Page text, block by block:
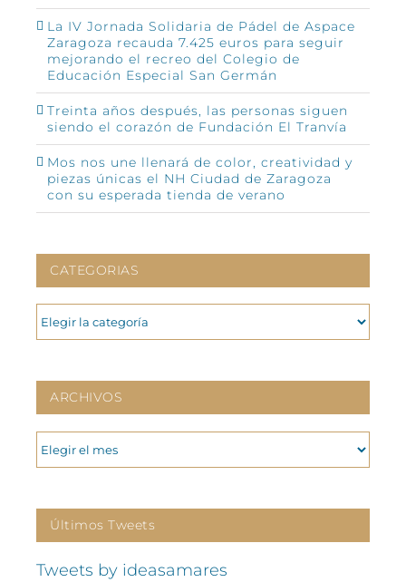
La IV Jornada Solidaria de Pádel de Aspace
Zaragoza recauda 7.425 euros para seguir
mejorando el recreo del Colegio de
Educación Especial San Germán
Treinta años después, las personas siguen
siendo el corazón de Fundación El Tranvía
Mos nos une llenará de color, creatividad y
piezas únicas el NH Ciudad de Zaragoza
con su esperada tienda de verano
CATEGORIAS
CATEGORIAS
ARCHIVOS
ARCHIVOS
Últimos Tweets
Tweets by ideasamares